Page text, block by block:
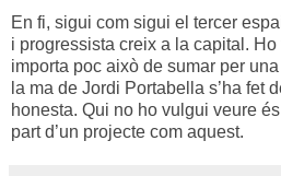
En fi, sigui com sigui el tercer
i progressista creix a la capital.
importa poc això de sumar per
la ma de Jordi Portabella s’ha fet
honesta. Qui no ho vulgui veure
part d’un projecte com aquest.